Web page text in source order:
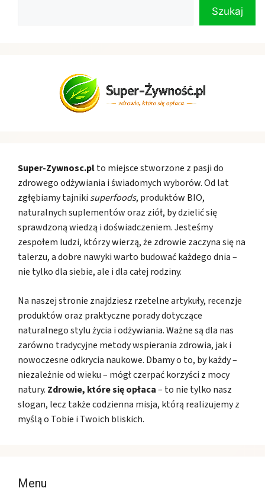
Szukaj
Super-Zywnosc.plto miejsce stworzone z pasji do
zdrowego odżywiania i świadomych wyborów. Od lat
zgłębiamy tajniki superfoods, produktów BIO,
naturalnych suplementów oraz ziół, by dzielić się
sprawdzoną wiedzą i doświadczeniem. Jesteśmy
zespołem ludzi, którzy wierzą, że zdrowie zaczyna się na
talerzu, a dobre nawyki warto budować każdego dnia –
nie tylko dla siebie, ale i dla całej rodziny.
Na naszej stronie znajdziesz rzetelne artykuły, recenzje
produktów oraz praktyczne porady dotyczące
naturalnego stylu życia i odżywiania. Ważne są dla nas
zarówno tradycyjne metody wspierania zdrowia, jak i
nowoczesne odkrycia naukowe. Dbamy o to, by każdy –
niezależnie od wieku – mógł czerpać korzyści z mocy
natury. Zdrowie, które się opłaca– to nie tylko nasz
slogan, lecz także codzienna misja, którą realizujemy z
myślą o Tobie i Twoich bliskich.
Menu